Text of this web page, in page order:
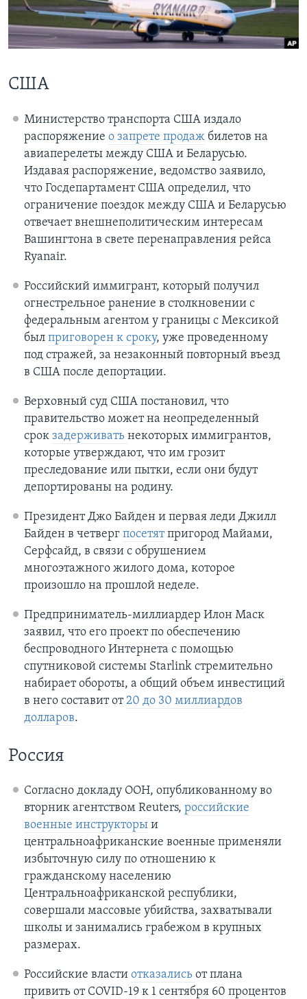
Learning English
Языки
США
Министерство транспорта США издало
распоряжение о запрете продажбилетов на
авиаперелеты между США и Беларусью.
Издавая распоряжение, ведомство заявило,
что Госдепартамент США определил, что
ограничение поездок между США и Беларусью
отвечает внешнеполитическим интересам
Вашингтона в свете перенаправления рейса
Ryanair.
Российский иммигрант, который получил
огнестрельное ранение в столкновении с
федеральным агентом у границы с Мексикой
был приговорен к сроку, уже проведенному
под стражей, за незаконный повторный въезд
в США после депортации.
Верховный суд США постановил, что
правительство может на неопределенный
срок задерживать некоторых иммигрантов,
которые утверждают, что им грозит
преследование или пытки, если они будут
депортированы на родину.
Президент Джо Байден и первая леди Джилл
Байден в четверг посетятпригород Майами,
Серфсайд, в связи с обрушением
многоэтажного жилого дома, которое
произошло на прошлой неделе.
Предприниматель-миллиардер Илон Маск
заявил, что его проект по обеспечению
беспроводного Интернета с помощью
спутниковой системы Starlink стремительно
набирает обороты, а общий объем инвестиций
в него составит от20 до 30 миллиардов
долларов.
Россия
Согласно докладу ООН, опубликованному во
вторник агентством Reuters, российские
военные инструкторыи
центральноафриканские военные применяли
избыточную силу по отношению к
гражданскому населению
Центральноафриканской республики,
совершали массовые убийства, захватывали
школы и занимались грабежом в крупных
размерах.
Российские власти отказались от плана
привить от COVID-19 к 1 сентября 60 процентов